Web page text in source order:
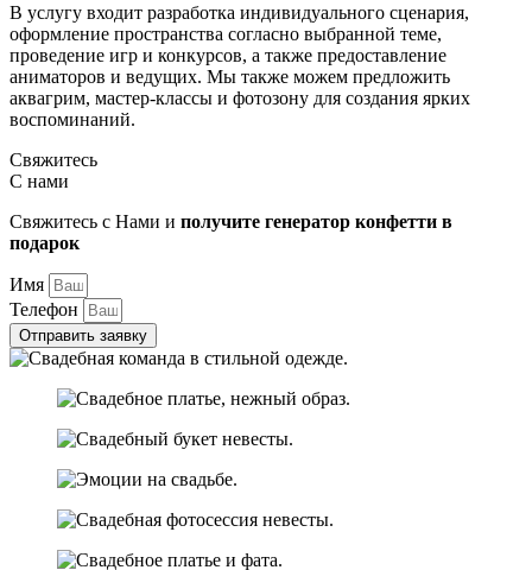
В услугу входит разработка индивидуального сценария,
оформление пространства согласно выбранной теме,
проведение игр и конкурсов, а также предоставление
аниматоров и ведущих. Мы также можем предложить
аквагрим, мастер-классы и фотозону для создания ярких
воспоминаний.
Свяжитесь
С нами
Свяжитесь с Нами и получите генератор конфетти в
подарок
Имя
Телефон
Отправить заявку